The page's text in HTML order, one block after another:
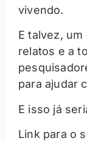
vivendo.
E talvez,
relatos e a
para ajudar
E isso já
Link para o